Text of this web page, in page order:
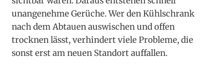
unangenehme Gerüche. Wer den Kühlschrank
nach dem Abtauen auswischen und offen
trocknen lässt, verhindert viele Probleme, die
sonst erst am neuen Standort auffallen.